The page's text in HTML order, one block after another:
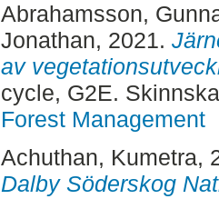
Abrahamsson,
Jonathan, 2021.
av
cycle, G2E.
Forest Management
Achuthan, Kumetra,
Dalby Söderskog